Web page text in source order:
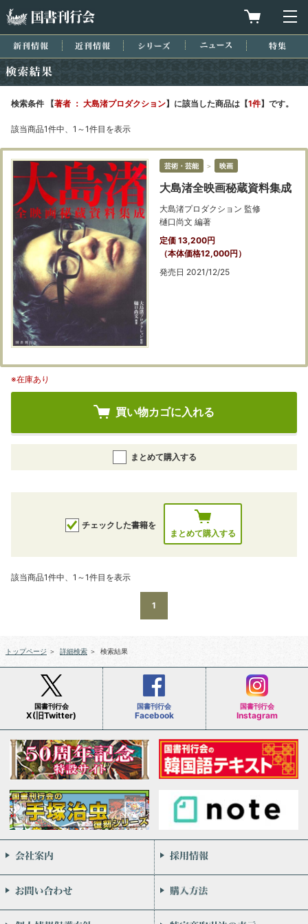
買物カゴを
新刊情報 近刊情報 シリーズ ニュース
検索条件 【著者 ： 大島渚プロダクション】に該当した商品は【1件】です。
該当商品1件中、1～1件目を表示
芸術・芸能 ＞ 映画
大島渚全映画秘蔵資料集成
大島渚プロダクション 監修
樋口尚文 編著
定価 13,200円
（本体価格12,000円）
発売日 2021/12/25
※在庫あり
買い物カゴに入れる
まとめて購入する
チェックした書籍を
まとめて購入する
該当商品1件中、1～1件目を表示
1
トップページ ＞ 詳細検索 ＞ 検索結果
国書刊行会
X(旧Twitter)
国書刊行会
Facebook
国書刊行会
Instagram
会社案内
お問い合わせ
個人情報保護方針